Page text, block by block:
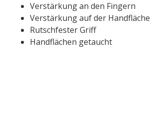
Verstärkung an den Fingern
Verstärkung auf der Handfläche
Rutschfester Griff
Handflächen getaucht